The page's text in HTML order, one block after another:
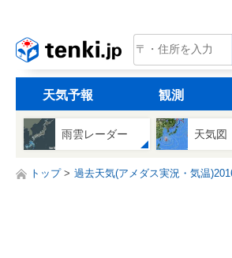
tenki.jp
天気予報 観測
雨雲レーダー 天気図
トップ 過去天気(アメダス実況・気温